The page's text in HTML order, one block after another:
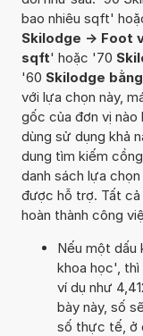
bao nhiêu sqft'
Skilodge -> Foot
sqft' hoặc '70
'60 Skilodge
với lựa chọn này,
gốc của đơn vị nào
dùng sử dụng khả
dung tìm kiếm
danh sách lựa
được hỗ trợ. Tất cả
hoàn thành công
Nếu một dấu
khoa học', thì
ví dụ như
bày này, số
số thực tế, ở